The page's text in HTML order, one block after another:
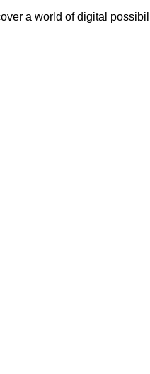
a world of digital